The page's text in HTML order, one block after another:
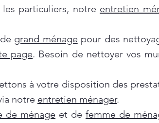
particuliers, notre entretien
grand ménage pour des
page. Besoin de nettoyer vos
à votre disposition des
notre entretien ménager.
de ménage et de femme de